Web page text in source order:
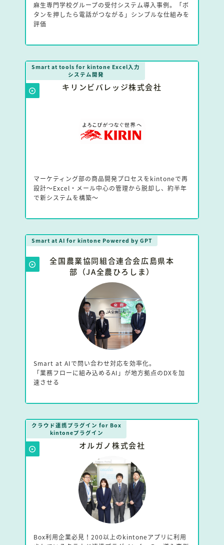
麻生専門学校グループの受付システム導入事例。「ボ
タンを押したら電話がつながる」シンプルな仕組みを
評価
Smart at tools for kintone Excel入力
システム開発
キリンビバレッジ株式会社
マーケティング部の商品開発プロセスをkintoneで再
設計～Excel・メール中心の管理から脱却し、約半年
で新システムを構築～
Smart at AI for kintone Powered by GPT
全国農業協同組合連合会広島県本
部（JA全農ひろしま）
Smart at AIで問い合わせ対応を効率化。
「業務フローに組み込めるAI」が地方拠点のDXを加
速させる
クラウド連携プラグイン for Box
kintoneプラグイン
オルガノ株式会社
Box利用企業必見！200以上のkintoneアプリに利用